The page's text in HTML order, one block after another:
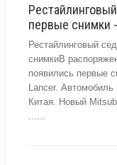
первые снимки
Рестайлинговый
снимкиВ
появились первые
Lancer.
Китая. Новый
......